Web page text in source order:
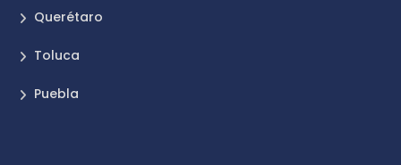
Querétaro
Toluca
Puebla